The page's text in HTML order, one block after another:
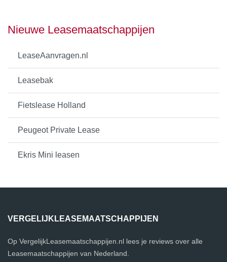
Nieuwe Leasemaatschappijen
LeaseAanvragen.nl
Leasebak
Fietslease Holland
Peugeot Private Lease
Ekris Mini leasen
VERGELIJKLEASEMAATSCHAPPIJEN
Op VergelijkLeasemaatschappijen.nl lees je reviews over alle
Leasemaatschappijen van Nederland.